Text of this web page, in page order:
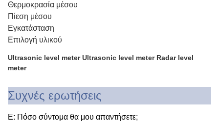
Θερμοκρασία μέσου
Πίεση μέσου
Εγκατάσταση
Επιλογή υλικού
Ultrasonic level meterUltrasonic level meter Radar level
meter
Συχνές ερωτήσεις
Ε: Πόσο σύντομα θα μου απαντήσετε;